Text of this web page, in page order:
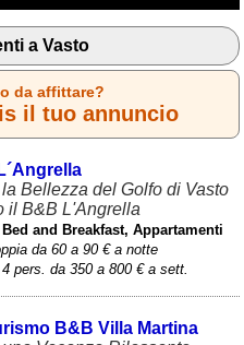
a Vasto
da affittare?
il tuo annuncio
Bellezza del Golfo di Vasto
il B&B L'Angrella
and Breakfast, Appartamenti
da 60 a 90 € a notte
pers. da 350 a 800 € a sett.
B&B Villa Martina